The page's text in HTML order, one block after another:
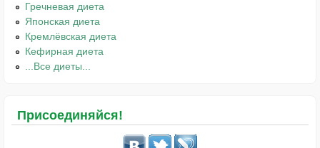
Гречневая диета
Японская диета
Кремлёвская диета
Кефирная диета
...Все диеты...
Присоединяйся!